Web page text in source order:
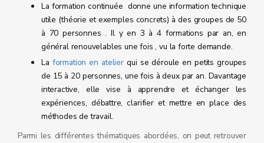
La formation continuée donne une information technique
utile (théorie et exemples concrets) à des groupes de 50
à 70 personnes . Il y en 3 à 4 formations par an, en
général renouvelables une fois , vu la forte demande.
La formation en atelierqui se déroule en petits groupes
de 15 à 20 personnes, une fois à deux par an. Davantage
interactive, elle vise à apprendre et échanger les
expériences, débattre, clarifier et mettre en place des
méthodes de travail.
Parmi les différentes thématiques abordées, on peut retrouver